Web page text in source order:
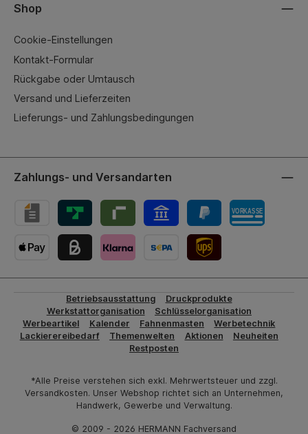
Shop
Cookie-Einstellungen
Kontakt-Formular
Rückgabe oder Umtausch
Versand und Lieferzeiten
Lieferungs- und Zahlungsbedingungen
Zahlungs- und Versandarten
Betriebsausstattung
Druckprodukte
Werkstattorganisation
Schlüsselorganisation
Werbeartikel
Kalender Fahnenmasten
Werbetechnik
Lackierereibedarf
Themenwelten Aktionen
Neuheiten
Restposten
*Alle Preise verstehen sich exkl. Mehrwertsteuer und zzgl.
Versandkosten. Unser Webshop richtet sich an Unternehmen,
Handwerk, Gewerbe und Verwaltung.
© 2009 - 2026 HERMANN Fachversand